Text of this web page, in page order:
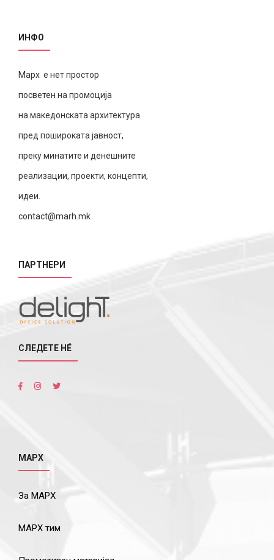
ИНФО
Марх е нет простор
посветен на промоција
на македонската архитектура
пред пошироката јавност,
преку минатите и денешните
реализации, проекти, концепти,
идеи.
contact@marh.mk
ПАРТНЕРИ
СЛЕДЕТЕ НÉ
МАРХ
За МАРХ
МАРХ тим